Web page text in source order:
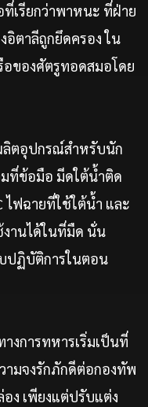
ที่เรียกว่าพาหนะ ที่ฝ่าย
อิตาลีถูกยึดครอง ใน
อของศัตรูทอดสมอโดย
ลิตอุปกรณ์สำหรับนัก
ที่ข้อมือ มีดใต้น้ำติด
ไฟฉายที่ใช้ใต้น้ำ และ
านได้ในที่มืด นั่น
ปฏิบัติการในตอน
งการทหารเริ่มเป็นที่
ามจงรักภักดีต่อกองทัพ
ง เพียงแต่ปรับแต่ง